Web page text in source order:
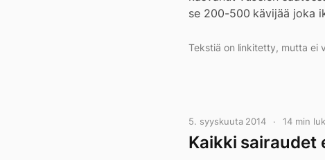
se 200-500 kävijää joka
Tekstiä on linkitetty, mutta ei
5. syyskuuta 2014 14 min
Kaikki sairaudet